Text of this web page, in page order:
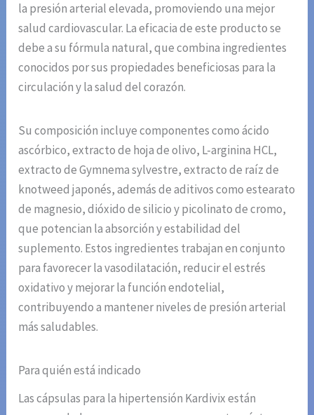
la presión arterial elevada, promoviendo una mejor
salud cardiovascular. La eficacia de este producto se
debe a su fórmula natural, que combina ingredientes
conocidos por sus propiedades beneficiosas para la
circulación y la salud del corazón.
Su composición incluye componentes como ácido
ascórbico, extracto de hoja de olivo, L-arginina HCL,
extracto de Gymnema sylvestre, extracto de raíz de
knotweed japonés, además de aditivos como estearato
de magnesio, dióxido de silicio y picolinato de cromo,
que potencian la absorción y estabilidad del
suplemento. Estos ingredientes trabajan en conjunto
para favorecer la vasodilatación, reducir el estrés
oxidativo y mejorar la función endotelial,
contribuyendo a mantener niveles de presión arterial
más saludables.
Para quién está indicado
Las cápsulas para la hipertensión Kardivix están